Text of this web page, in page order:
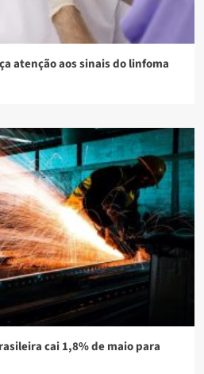
atenção aos sinais do linfoma
cai 1,8% de maio para